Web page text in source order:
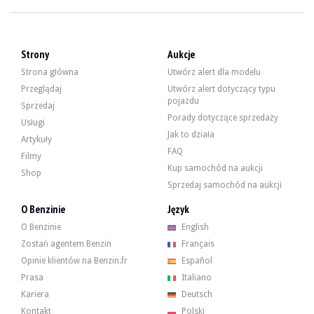
Film
Opis
Opel Astra J OPC z 2013 roku z niemieckim przebiegiem 88500 km,
Z zewnątrz sprzedawca twierdzi, że pojazd jest w dobrym stanie. Żółta
Wewnątrz sprzedawca twierdzi, że pojazd jest w dobrym stanie. Czarna
-Sportowe podwozie FlexRide
-jantes 20
Strony
Strona główna
Przeglądaj
Sprzedaj
Usługi
Artykuły
Filmy
Shop
Aukcje
Utwórz alert dla modelu
Utwórz alert dotyczący typu
pojazdu
Porady dotyczące sprzedaży
Jak to działa
FAQ
Kup samochód na aukcji
Sprzedaj samochód na aukcji
O Benzinie
O Benzinie
Zostań agentem Benzin
Opinie klientów na Benzin.fr
Prasa
Kariera
Kontakt
Język
English
Français
Español
Italiano
Deutsch
Polski